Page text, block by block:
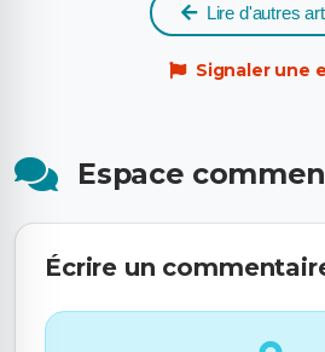
Lire d'autres
Signaler une
Espace
Écrire un